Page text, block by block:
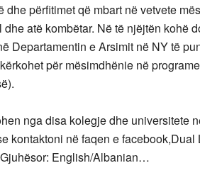
përfitimet që mbart në vetvete
atë kombëtar. Në të njëjtën kohë
Departamentin e Arsimit në NY të
për mësimdhënie në
nga disa kolegje dhe universitete
kontaktoni në faqen e facebook,Dual
English/Albanian…